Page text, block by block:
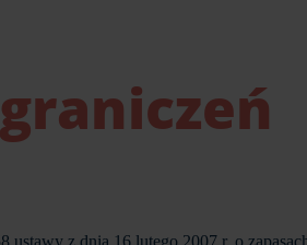
ustawy z dnia 16 lutego 2007 r. o